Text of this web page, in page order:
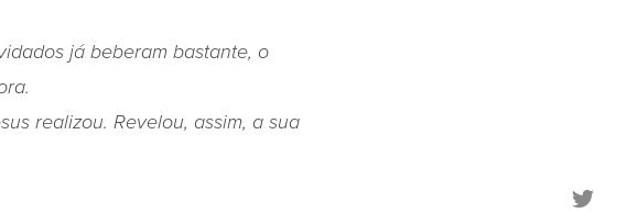
já beberam bastante, o
realizou. Revelou, assim, a sua